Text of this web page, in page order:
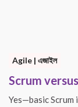
Agile | এজাইল
Scrum
Yes—basic Scrum